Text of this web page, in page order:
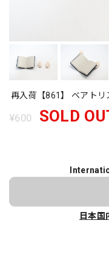
再入荷【861】 ベアト
¥600 SOLD
日本